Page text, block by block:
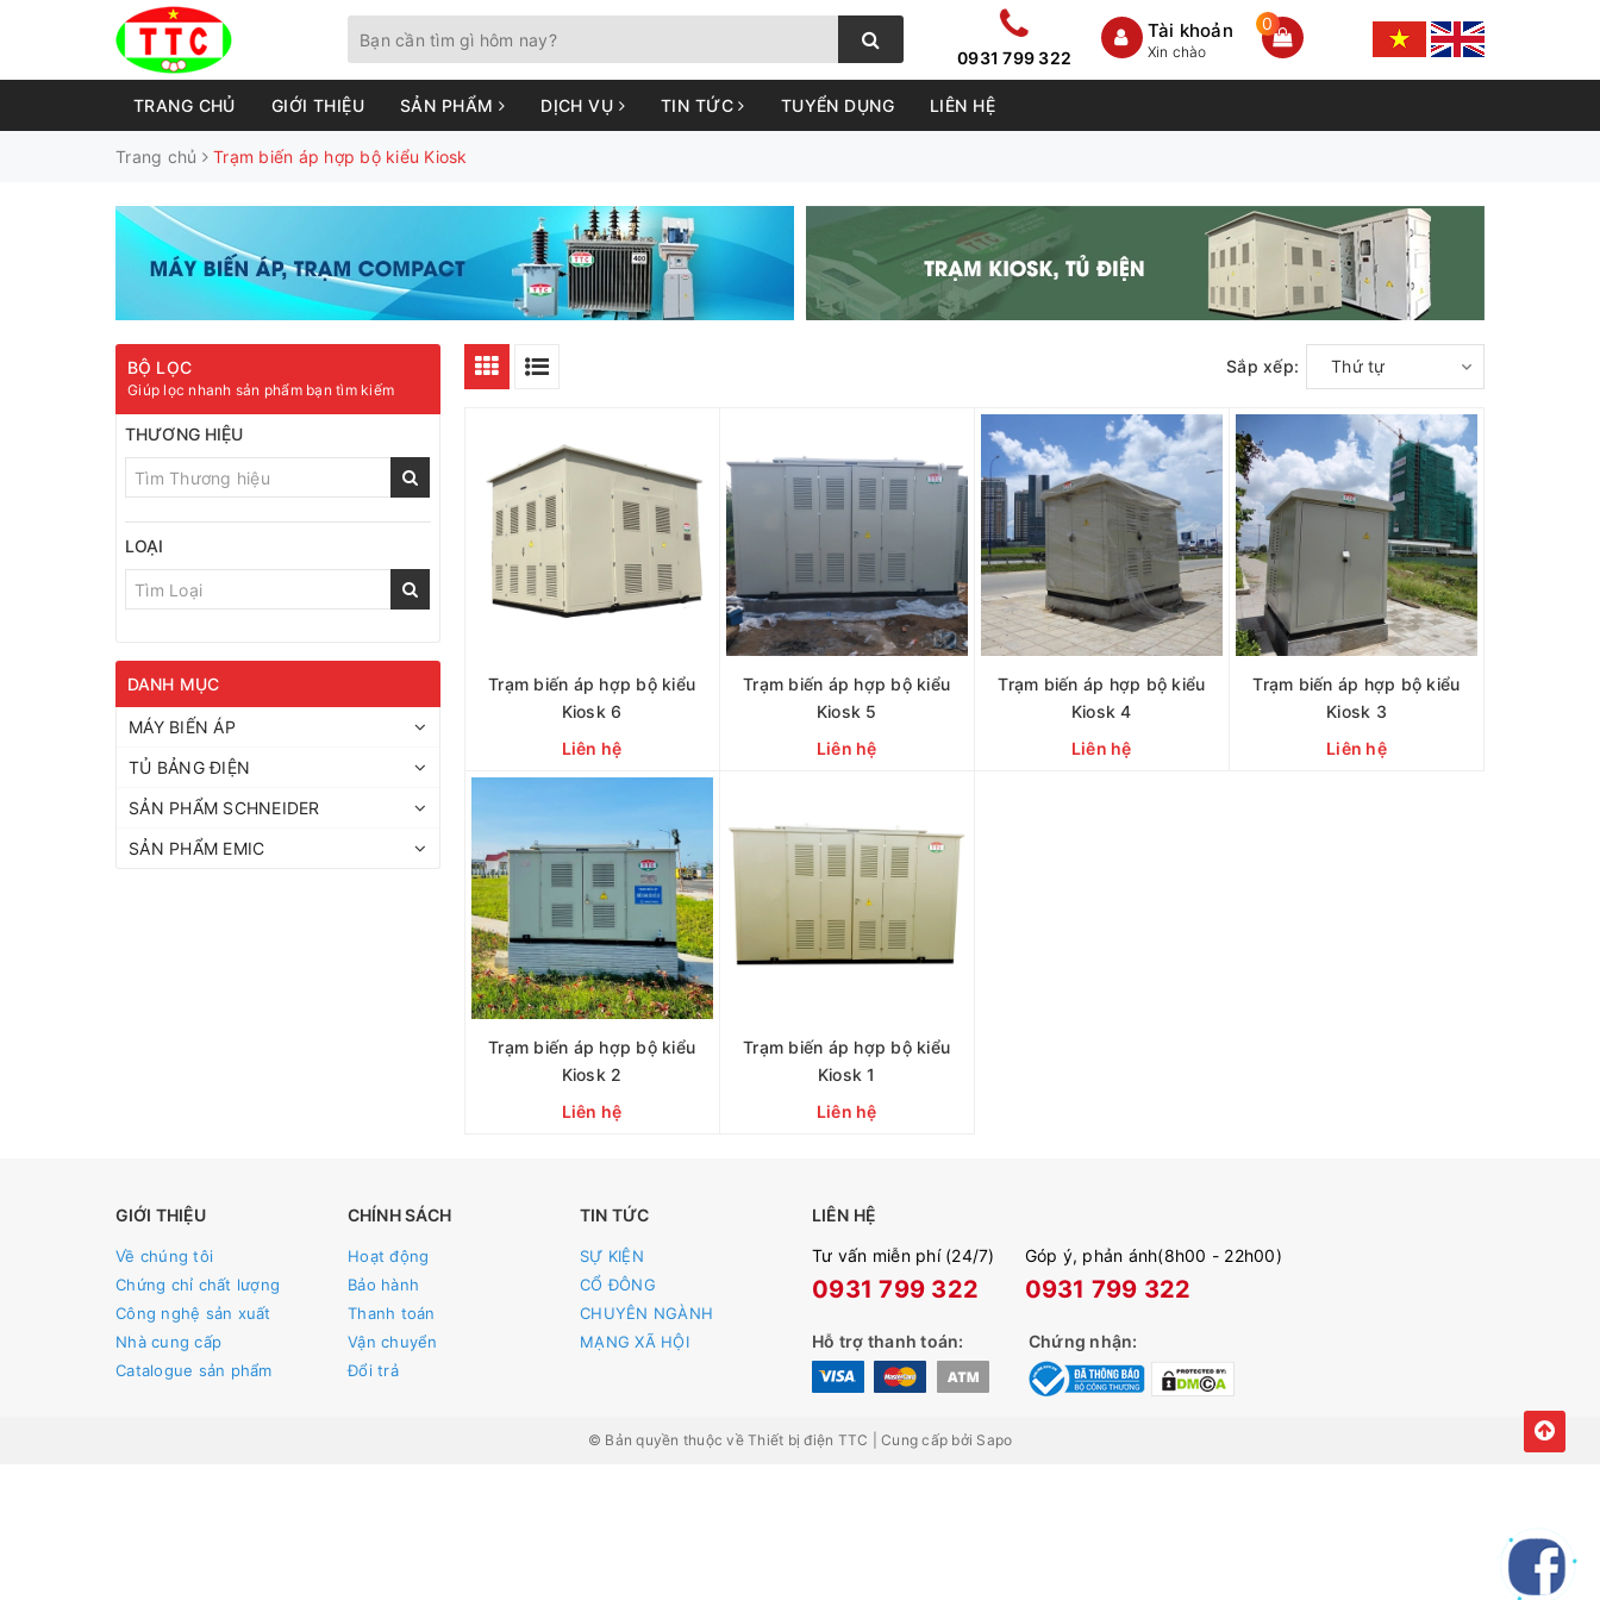
0931 799 322
Tài khoản
Xin chào
0
TRANG CHỦ GIỚI THIỆU SẢN PHẨM DỊCH VỤ TIN TỨC TUYỂN DỤNG LIÊN HỆ
Trang chủ Trạm biến áp hợp bộ kiểu Kiosk
BỘ LỌC
Giúp lọc nhanh sản phẩm bạn tìm kiếm
THƯƠNG HIỆU
LOẠI
DANH MỤC
MÁY BIẾN ÁP
TỦ BẢNG ĐIỆN
SẢN PHẨM SCHNEIDER
SẢN PHẨM EMIC
Sắp xếp: Thứ tự
Trạm biến áp hợp bộ kiểu
Kiosk 6
Liên hệ
Trạm biến áp hợp bộ kiểu
Kiosk 5
Liên hệ
Trạm biến áp hợp bộ kiểu
Kiosk 4
Liên hệ
Trạm biến áp hợp bộ kiểu
Kiosk 3
Liên hệ
Trạm biến áp hợp bộ kiểu
Kiosk 2
Liên hệ
Trạm biến áp hợp bộ kiểu
Kiosk 1
Liên hệ
GIỚI THIỆU
Về chúng tôi
Chứng chỉ chất lượng
Công nghệ sản xuất
Nhà cung cấp
Catalogue sản phẩm
CHÍNH SÁCH
Hoạt động
Bảo hành
Thanh toán
Vận chuyển
Đổi trả
TIN TỨC
SỰ KIỆN
CỔ ĐÔNG
CHUYÊN NGÀNH
MẠNG XÃ HỘI
LIÊN HỆ
Tư vấn miễn phí (24/7)
0931 799 322
Góp ý, phản ánh(8h00 - 22h00)
0931 799 322
Hỗ trợ thanh toán: Chứng nhận:
© Bản quyền thuộc về Thiết bị điện TTC Cung cấp bởi Sapo